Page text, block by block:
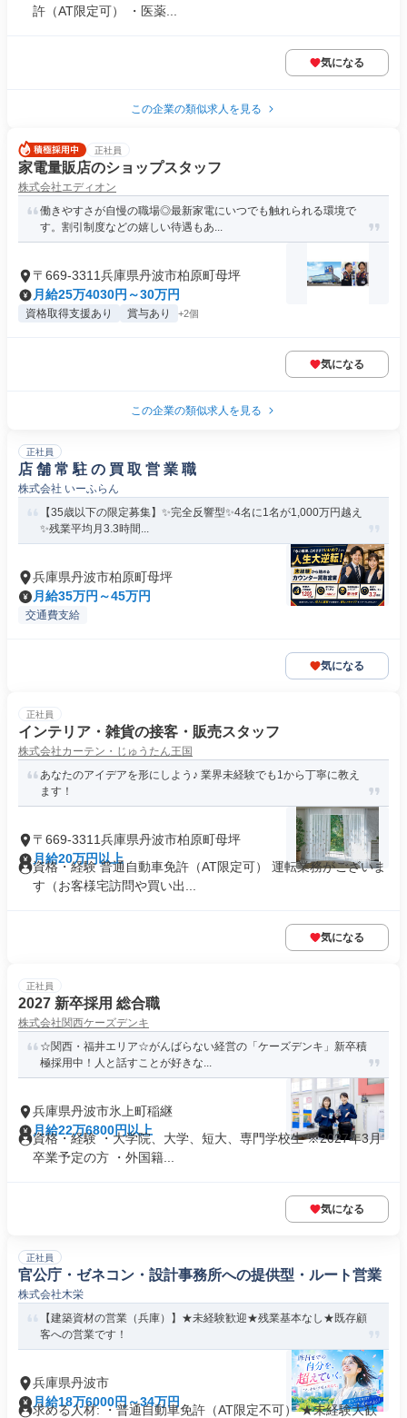
許（AT限定可） ・医薬...
気になる
この企業の類似求人を見る
正社員
家電量販店のショップスタッフ
株式会社エディオン
働きやすさが自慢の職場◎最新家電にいつでも触れられる環境で
す。割引制度などの嬉しい待遇もあ...
〒669-3311兵庫県丹波市柏原町母坪
月給25万4030円～30万円
資格取得支援あり 賞与あり +2個
気になる
この企業の類似求人を見る
正社員
店 舗 常 駐 の 買 取 営 業 職
株式会社 いーふらん
【35歳以下の限定募集】✨完全反響型✨4名に1名が1,000万円越え
✨残業平均月3.3時間...
兵庫県丹波市柏原町母坪
月給35万円～45万円
交通費支給
気になる
正社員
インテリア・雑貨の接客・販売スタッフ
株式会社カーテン・じゅうたん王国
あなたのアイデアを形にしよう♪ 業界未経験でも1から丁寧に教え
ます！
〒669-3311兵庫県丹波市柏原町母坪
月給20万円以上
資格・経験 普通自動車免許（AT限定可） 運転業務がございま
す（お客様宅訪問や買い出...
気になる
正社員
2027 新卒採用 総合職
株式会社関西ケーズデンキ
☆関西・福井エリア☆がんばらない経営の「ケーズデンキ」新卒積
極採用中！人と話すことが好きな...
兵庫県丹波市氷上町稲継
月給22万6800円以上
資格・経験 ・大学院、大学、短大、専門学校生 ※2027年3月
卒業予定の方 ・外国籍...
気になる
正社員
官公庁・ゼネコン・設計事務所への提供型・ルート営業
株式会社木栄
【建築資材の営業（兵庫）】★未経験歓迎★残業基本なし★既存顧
客への営業です！
兵庫県丹波市
月給18万6000円～34万円
求める人材: ・普通自動車免許（AT限定不可） ★未経験大歓